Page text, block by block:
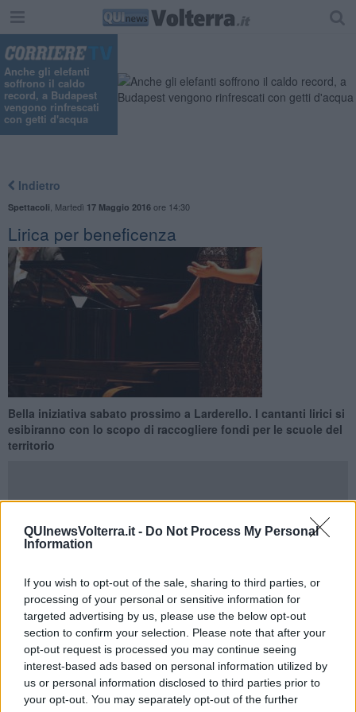
QUInewsVolterra.it - Do Not Process My Personal
Information
If you wish to opt-out of the sale, sharing to third parties, or
processing of your personal or sensitive information for
targeted advertising by us, please use the below opt-out
section to confirm your selection. Please note that after your
opt-out request is processed you may continue seeing
interest-based ads based on personal information utilized by
us or personal information disclosed to third parties prior to
your opt-out. You may separately opt-out of the further
Anche gli elefanti
soffrono il caldo
record, a Budapest
vengono rinfrescati
con getti d'acqua
Indietro
Spettacoli Martedì 17 Maggio 2016ore 14:30
Lirica per beneficenza
Bella iniziativa sabato prossimo a Larderello. I cantanti lirici si
esibiranno con lo scopo di raccogliere fondi per le scuole del
territorio
CASTELNUOVO VALDICECINA —
evento musicale.
Il Comune di Pomarance insieme al Lions Club di Volterra e in
collaborazione con il Teatro Persio Flacco presenteranno un Gran
Galà di musica lirica delle più belle e celebri arie d’Opera dei grandi
compositori come Puccini, Mascagni, Mozart, Bizet, Leoncavallo e
Verdi .